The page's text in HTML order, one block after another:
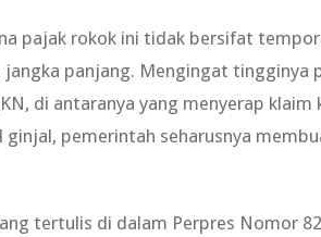
pajak rokok ini tidak bersifat
jangka panjang. Mengingat
di antaranya yang menyerap
ginjal, pemerintah seharusnya
tertulis di dalam Perpres Nomor